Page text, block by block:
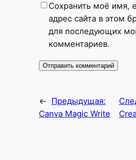
Сохранить моё имя,
адрес сайта в этом
для последующих
комментариев.
←
Предыдущая:
Canva Magic Write